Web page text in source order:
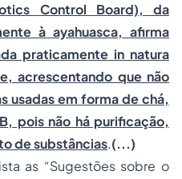
Control Board), da
à ayahuasca, afirma
praticamente in natura
acrescentando que não
usadas em forma de chá,
pois não há purificação,
de substâncias.(...)
as “Sugestões sobre o